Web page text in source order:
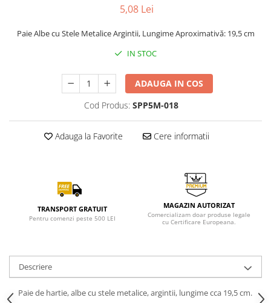
5,08 Lei
Paie Albe cu Stele Metalice Argintii, Lungime Aproximativă: 19,5 cm
IN STOC
ADAUGA IN COS
Cod Produs: SPP5M-018
Adauga la Favorite Cere informatii
TRANSPORT GRATUIT
Pentru comenzi peste 500 LEI
MAGAZIN AUTORIZAT
Comercializam doar produse legale
cu Certificare Europeana.
Descriere
Paie de hartie, albe cu stele metalice, argintii, lungime cca 19,5 cm.